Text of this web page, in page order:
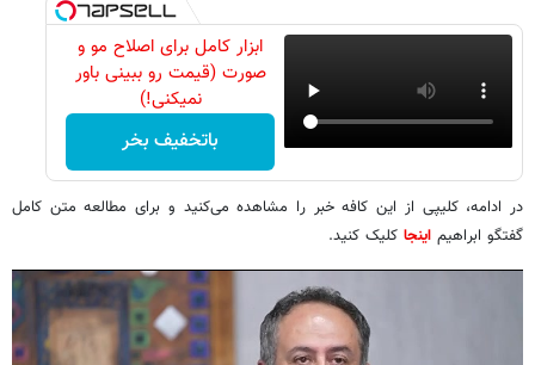
ابزار کامل برای اصلاح مو و
صورت (قیمت رو ببینی باور
نمیکنی!)
باتخفیف بخر
در ادامه، کلیپی از این کافه خبر را مشاهده می‌کنید و برای مطالعه متن کامل
گفتگو ابراهیم اینجا کلیک کنید.